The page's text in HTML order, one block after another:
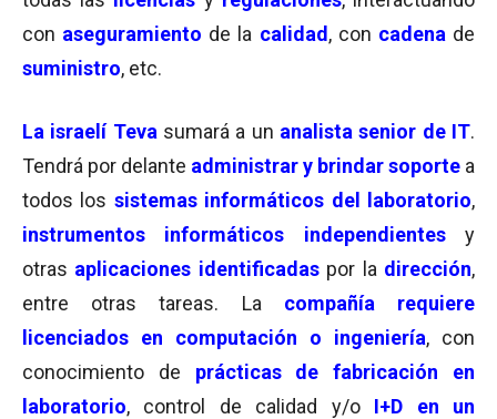
con aseguramiento de la calidad , con cadena de
suministro, etc.
La israelí Teva sumará a un analista senior de IT.
Tendrá por delante administrar y brindar soporte a
todos los sistemas informáticos del laboratorio,
instrumentos informáticos independientes
y
otras aplicaciones identificadas por la dirección,
entre otras tareas. La compañía requiere
licenciados en computación o ingeniería, con
conocimiento de prácticas de fabricación en
laboratorio, control de calidad y/oI+D en un